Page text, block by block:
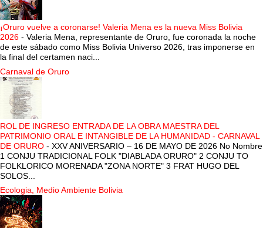
¡Oruro vuelve a coronarse! Valeria Mena es la nueva Miss Bolivia
2026 - Valeria Mena, representante de Oruro, fue coronada la noche
de este sábado como Miss Bolivia Universo 2026, tras imponerse en
la final del certamen naci...
Carnaval de Oruro
ROL DE INGRESO ENTRADA DE LA OBRA MAESTRA DEL
PATRIMONIO ORAL E INTANGIBLE DE LA HUMANIDAD - CARNAVAL
DE ORURO - XXV ANIVERSARIO – 16 DE MAYO DE 2026 No Nombre
1 CONJU TRADICIONAL FOLK "DIABLADA ORURO" 2 CONJU TO
FOLKLORICO MORENADA "ZONA NORTE" 3 FRAT HUGO DEL
SOLOS...
Ecologia, Medio Ambiente Bolivia